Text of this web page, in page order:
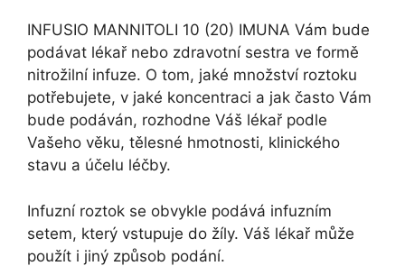
INFUSIO MANNITOLI 10 (20) IMUNA Vám bude
podávat lékař nebo zdravotní sestra ve formě
nitrožilní infuze. O tom, jaké množství roztoku
potřebujete, v jaké koncentraci a jak často Vám
bude podáván, rozhodne Váš lékař podle
Vašeho věku, tělesné hmotnosti, klinického
stavu a účelu léčby.
Infuzní roztok se obvykle podává infuzním
setem, který vstupuje do žíly. Váš lékař může
použít i jiný způsob podání.